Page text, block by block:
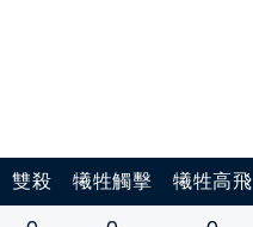
雙殺 犧牲觸擊 犧牲高飛